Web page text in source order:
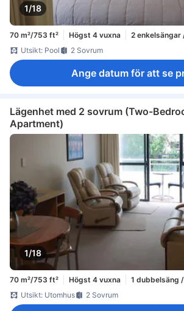
1/18
70 m²/753 ft² Högst 4 vuxna
2 enkelsängar
Utsikt: Pool
2 Sovrum
Ange datum för att se
Lägenhet med 2 sovrum (Two-
Apartment)
1/18
70 m²/753 ft² Högst 4 vuxna
1 dubbelsäng
Utsikt: Utomhus
2 Sovrum